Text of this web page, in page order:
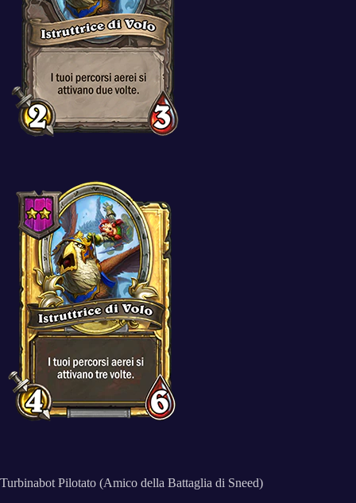
Turbinabot Pilotato (Amico della Battaglia di Sneed)